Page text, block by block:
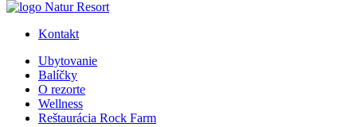
Kontakt
Ubytovanie
Balíčky
O rezorte
Wellness
Reštaurácia Rock Farm